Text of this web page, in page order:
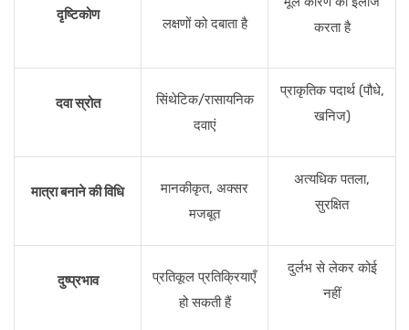
दृष्टिकोण
लक्षणों को दबाता है
करता है
दवा स्रोत
सिंथेटिक/रासायनिक
दवाएं
प्राकृतिक पदार्थ (पौधे,
खनिज)
मात्रा बनाने की विधि
मानकीकृत, अक्सर
मजबूत
अत्यधिक पतला,
सुरक्षित
दुष्प्रभाव
प्रतिकूल प्रतिक्रियाएँ
हो सकती हैं
दुर्लभ से लेकर कोई
नहीं